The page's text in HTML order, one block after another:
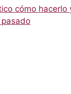
cómo hacerlo